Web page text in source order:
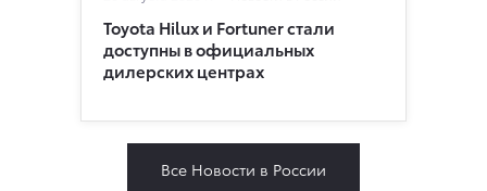
Toyota Hilux и Fortuner стали
доступны в официальных
дилерских центрах
Все Новости в России